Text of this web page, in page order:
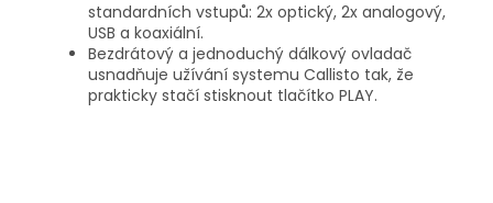
standardních vstupů: 2x optický, 2x analogový,
USB a koaxiální.
Bezdrátový a jednoduchý dálkový ovladač
usnadňuje užívání systemu Callisto tak, že
prakticky stačí stisknout tlačítko PLAY.